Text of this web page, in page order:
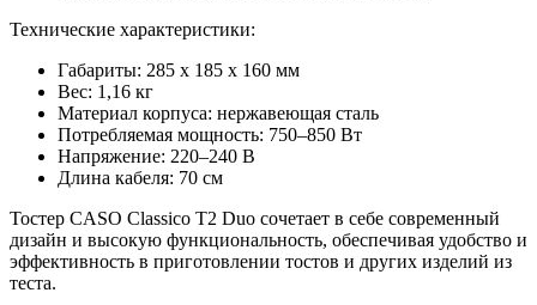
Технические характеристики:
Габариты: 285 x 185 x 160 мм
Вес: 1,16 кг
Материал корпуса: нержавеющая сталь
Потребляемая мощность: 750–850 Вт
Напряжение: 220–240 В
Длина кабеля: 70 см
Тостер CASO Classico T2 Duo сочетает в себе современный
дизайн и высокую функциональность, обеспечивая удобство и
эффективность в приготовлении тостов и других изделий из
теста.